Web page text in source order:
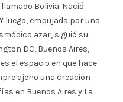
Bolivia. Nació
luego, empujada por una
azar, siguió su
DC, Buenos Aires,
el espacio en que hace
ajeno una creación
en Buenos Aires y La